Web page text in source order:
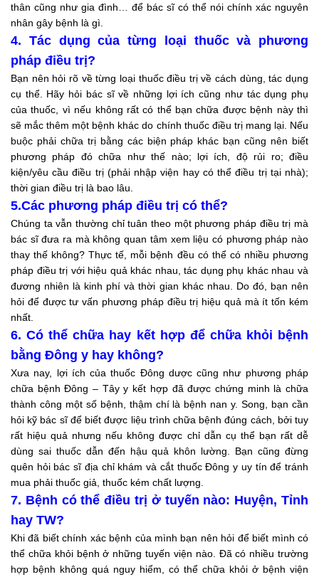
thân cũng như gia đình… để bác sĩ có thể nói chính xác nguyên
nhân gây bệnh là gì.
4. Tác dụng của từng loại thuốc và phương
pháp điều trị?
Bạn nên hỏi rõ về từng loại thuốc điều trị về cách dùng, tác dụng
cụ thể. Hãy hỏi bác sĩ về những lợi ích cũng như tác dụng phụ
của thuốc, vì nếu không rất có thể bạn chữa được bệnh này thì
sẽ mắc thêm một bệnh khác do chính thuốc điều trị mang lại. Nếu
buộc phải chữa trị bằng các biện pháp khác bạn cũng nên biết
phương pháp đó chữa như thế nào; lợi ích, độ rủi ro; điều
kiện/yêu cầu điều trị (phải nhập viện hay có thể điều trị tại nhà);
thời gian điều trị là bao lâu.
5.Các phương pháp điều trị có thể?
Chúng ta vẫn thường chỉ tuân theo một phương pháp điều trị mà
bác sĩ đưa ra mà không quan tâm xem liệu có phương pháp nào
thay thế không? Thực tế, mỗi bệnh đều có thể có nhiều phương
pháp điều trị với hiệu quả khác nhau, tác dụng phụ khác nhau và
đương nhiên là kinh phí và thời gian khác nhau. Do đó, bạn nên
hỏi để được tư vấn phương pháp điều trị hiệu quả mà ít tốn kém
nhất.
6. Có thể chữa hay kết hợp để chữa khỏi bệnh
bằng Đông y hay không?
Xưa nay, lợi ích của thuốc Đông dược cũng như phương pháp
chữa bệnh Đông – Tây y kết hợp đã được chứng minh là chữa
thành công một số bệnh, thậm chí là bệnh nan y. Song, bạn cần
hỏi kỹ bác sĩ để biết được liệu trình chữa bệnh đúng cách, bởi tuy
rất hiệu quả nhưng nếu không được chỉ dẫn cụ thể bạn rất dễ
dùng sai thuốc dẫn đến hậu quả khôn lường. Bạn cũng đừng
quên hỏi bác sĩ địa chỉ khám và cắt thuốc Đông y uy tín để tránh
mua phải thuốc giả, thuốc kém chất lượng.
7. Bệnh có thể điều trị ở tuyến nào: Huyện, Tỉnh
hay TW?
Khi đã biết chính xác bệnh của mình bạn nên hỏi để biết mình có
thể chữa khỏi bệnh ở những tuyến viện nào. Đã có nhiều trường
hợp bệnh không quá nguy hiểm, có thể chữa khỏi ở bệnh viện